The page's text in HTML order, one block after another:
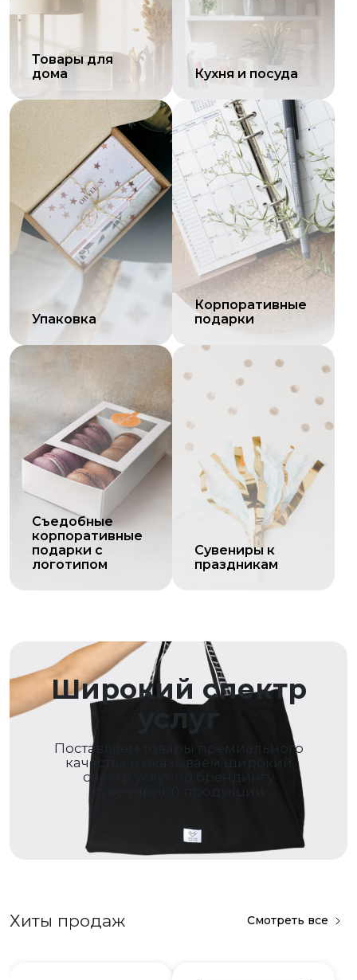
Товары для
дома
Кухня и посуда
Упаковка
Корпоративные
подарки
Съедобные
корпоративные
подарки с
логотипом
Сувениры к
праздникам
Широкий спектр
услуг
Поставляем товары премиального
качества и оказываем широкий
спектр услуг по брендингу
Хиты продаж Смотреть все